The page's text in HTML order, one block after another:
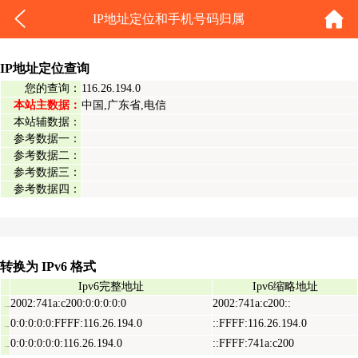
IP地址定位和手机号码归属
IP地址定位查询
您的查询： 116.26.194.0
本站主数据： 中国,广东省,电信
本站辅数据：
参考数据一：
参考数据二：
参考数据三：
参考数据四：
转换为 IPv6 格式
Ipv6完整地址 Ipv6缩略地址
2002:741a:c200:0:0:0:0:0 2002:741a:c200::
0:0:0:0:0:FFFF:116.26.194.0 ::FFFF:116.26.194.0
0:0:0:0:0:0:116.26.194.0 ::FFFF:741a:c200